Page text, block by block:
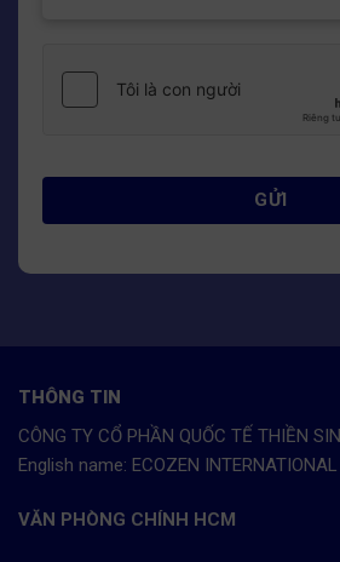
THÔNG TIN
CÔNG TY CỔ PHẦN QUỐC TẾ THIỀN
English name: ECOZEN
VĂN PHÒNG CHÍNH HCM